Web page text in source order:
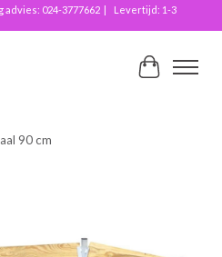
advies: 024-3777662 | Levertijd: 1-3
90 cm